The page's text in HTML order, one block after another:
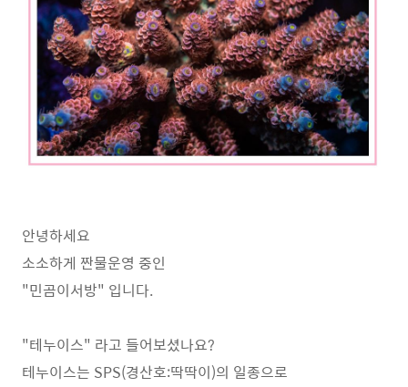
안녕하세요
소소하게 짠물운영 중인
"민곰이서방" 입니다.
"테누이스" 라고 들어보셨나요?
테누이스는 SPS(경산호:딱딱이)의 일종으로